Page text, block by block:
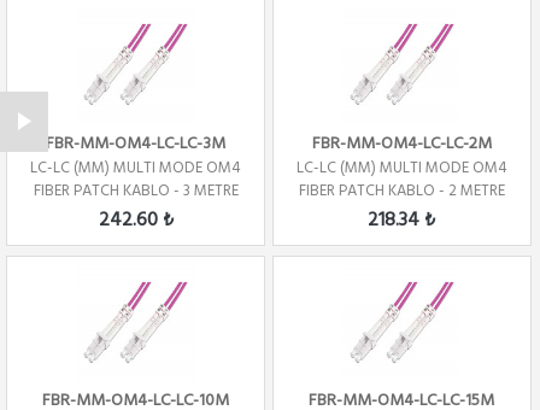
FBR-MM-OM4-LC-LC-3M
LC-LC (MM) MULTI MODE OM4
FIBER PATCH KABLO - 3 METRE
242.60 ₺
FBR-MM-OM4-LC-LC-2M
LC-LC (MM) MULTI MODE OM4
FIBER PATCH KABLO - 2 METRE
218.34 ₺
FBR-MM-OM4-LC-LC-10M FBR-MM-OM4-LC-LC-15M